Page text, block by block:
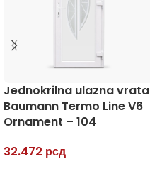
Jednokrilna ulazna vrata
Baumann Termo Line V6
Ornament – 104
32.472 рсд